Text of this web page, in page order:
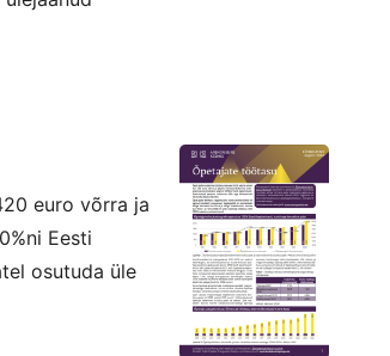
euro võrra ja
Eesti
osutuda üle